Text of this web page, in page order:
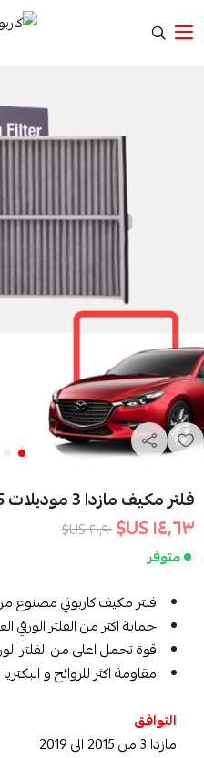
فلتر مكيف مازدا 3 موديلات 2015 الى 2019 كربوني
١٤٫٦٣ US$
٢٠٫٩٠ US$
متوفر
فلتر مكيف كاربوني مصنوع
حماية اكثر من الفلتر الورقي
قوة تحمل اعلى من الفلتر
مقاومة اكثر للروائح و
التوافق
مازدا 3 من 2015 الى 2019